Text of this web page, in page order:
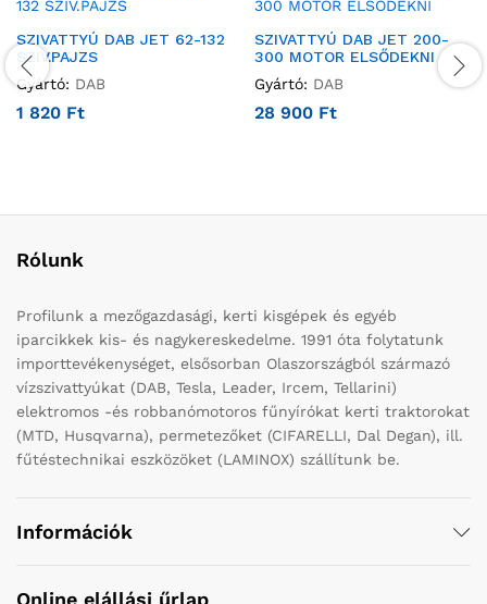
SZIVATTYÚ DAB JET 62-132
SZIV.PAJZS
Gyártó: DAB
1 820 Ft
SZIVATTYÚ DAB JET 200-
300 MOTOR ELSŐDEKNI
Gyártó: DAB
28 900 Ft
Rólunk
Profilunk a mezőgazdasági, kerti kisgépek és egyéb
iparcikkek kis- és nagykereskedelme. 1991 óta folytatunk
importtevékenységet, elsősorban Olaszországból származó
vízszivattyúkat (DAB, Tesla, Leader, Ircem, Tellarini)
elektromos -és robbanómotoros fűnyírókat kerti traktorokat
(MTD, Husqvarna), permetezőket (CIFARELLI, Dal Degan), ill.
fűtéstechnikai eszközöket (LAMINOX) szállítunk be.
Információk
Online elállási űrlap